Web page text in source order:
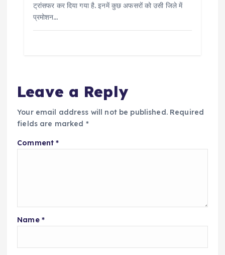
ट्रांसफर कर दिया गया है. इनमें कुछ अफसरों को उसी जिले में
प्रमोशन…
Leave a Reply
Your email address will not be published. Required
fields are marked *
Comment*
Name *